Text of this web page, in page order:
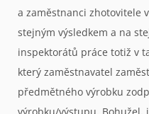
a zaměstnanci zhotovitele
stejným výsledkem a na
inspektorátů práce totiž v
který zaměstnavatel
předmětného výrobku
výrobku/výstupu. Bohužel,